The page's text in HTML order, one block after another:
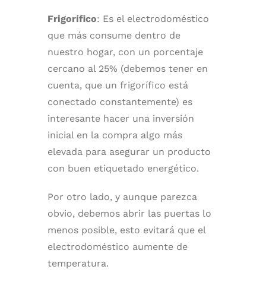
Frigorífico: Es el electrodoméstico
que más consume dentro de
nuestro hogar, con un porcentaje
cercano al 25% (debemos tener en
cuenta, que un frigorífico está
conectado constantemente) es
interesante hacer una inversión
inicial en la compra algo más
elevada para asegurar un producto
con buen etiquetado energético.
Por otro lado, y aunque parezca
obvio, debemos abrir las puertas lo
menos posible, esto evitará que el
electrodoméstico aumente de
temperatura.